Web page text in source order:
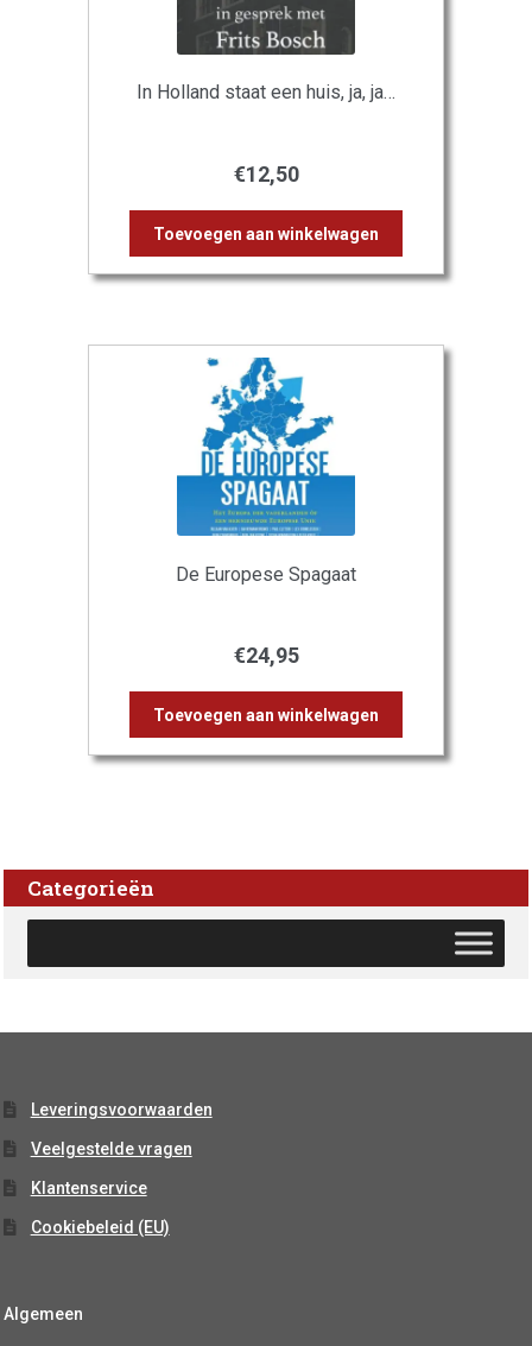
In Holland staat een huis, ja, ja…
€12,50
Toevoegen aan winkelwagen
De Europese Spagaat
€24,95
Toevoegen aan winkelwagen
Categorieën
Leveringsvoorwaarden
Veelgestelde vragen
Klantenservice
Cookiebeleid (EU)
Algemeen